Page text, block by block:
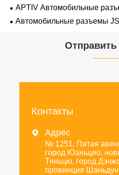
APTIV Автомобильные
Автомобильные разъемы
Отправить
Контакты
 Адрес
№ 1251, Пятая
город Юаньцяо,
Тяньцю, город
провинция